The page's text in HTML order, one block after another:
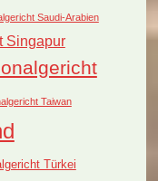
Saudi-Arabien
Singapur
Taiwan
Türkei